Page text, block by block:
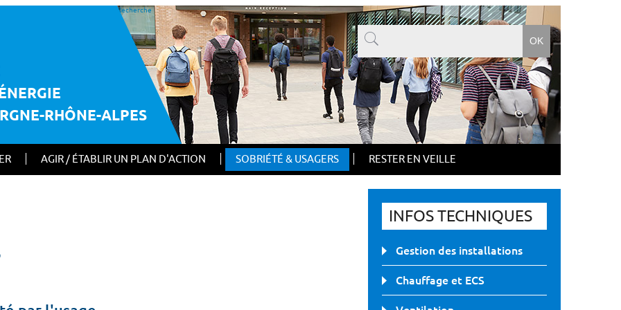
RHÔNE-ALPES
Recherche
AGIR / ÉTABLIR UN PLAN D'ACTION SOBRIÉTÉ & USAGERS RESTER EN VEILLE
INFOS TECHNIQUES
Gestion des installations
Chauffage et ECS